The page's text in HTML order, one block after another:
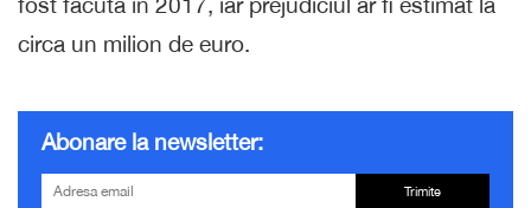
circa un milion de euro.
Abonare la newsletter:
Trimite